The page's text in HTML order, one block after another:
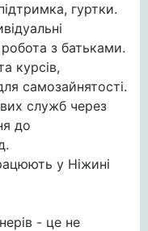
гуртки.
робота з батьками.
курсів,
самозайнятості.
служб через
до
у Ніжині
- це не